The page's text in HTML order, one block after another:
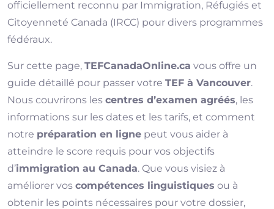
officiellement reconnu par Immigration, Réfugiés et
Citoyenneté Canada (IRCC) pour divers programmes
fédéraux.
Sur cette page, TEFCanadaOnline.ca vous offre un
guide détaillé pour passer votre TEF à Vancouver.
Nous couvrirons les centres d’examen agréés, les
informations sur les dates et les tarifs, et comment
notre préparation en ligne peut vous aider à
atteindre le score requis pour vos objectifs
d’immigration au Canada. Que vous visiez à
améliorer vos compétences linguistiques ou à
obtenir les points nécessaires pour votre dossier,